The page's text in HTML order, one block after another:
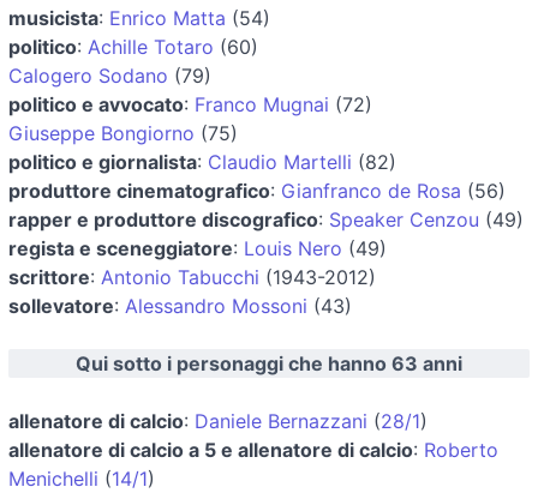
musicista: Enrico Matta (54)
politico: Achille Totaro (60)
Calogero Sodano (79)
politico e avvocato: Franco Mugnai (72)
Giuseppe Bongiorno (75)
politico e giornalista: Claudio Martelli (82)
produttore cinematografico: Gianfranco de Rosa (56)
rapper e produttore discografico: Speaker Cenzou (49)
regista e sceneggiatore: Louis Nero (49)
scrittore: Antonio Tabucchi (1943-2012)
sollevatore: Alessandro Mossoni (43)
Qui sotto i personaggi che hanno 63 anni
allenatore di calcio: Daniele Bernazzani (28/1)
allenatore di calcio a 5 e allenatore di calcio: Roberto
Menichelli (14/1)